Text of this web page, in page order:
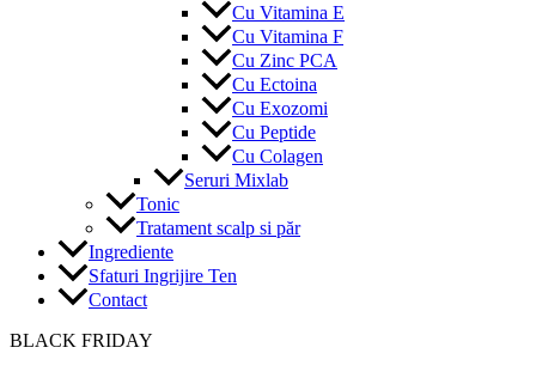
Cu Vitamina E
Cu Vitamina F
Cu Zinc PCA
Cu Ectoina
Cu Exozomi
Cu Peptide
Cu Colagen
Seruri Mixlab
Tonic
Tratament scalp si păr
Ingrediente
Sfaturi Ingrijire Ten
Contact
BLACK FRIDAY